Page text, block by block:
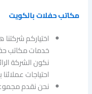
مكاتب حفلات بالكويت
اختياركم
خدمات مكاتب
نكون الشركة
احتياجات
نحن نقدم